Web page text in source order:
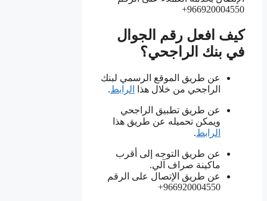
966920004550+
كيف افعل رقم الجوال
في بنك الراجحي؟
عن طريق الموقع الرسمي لبنك
الراجحي من خلال هذا
الرابط.
عن طريق تطبيق الراجحي
ويمكن تحميله عن طريق هذا
الرابط.
عن طريق التوجه إلى أقرب
ماكينة صراف آلي.
عن طريق الإتصال على الرقم
966920004550+